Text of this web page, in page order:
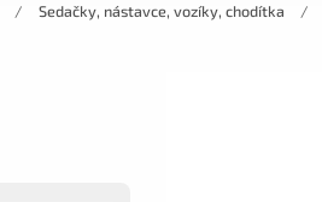
/ Sedačky, nástavce, vozíky, chodítka /